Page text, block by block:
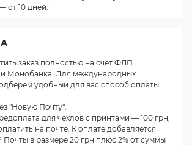
от 10 дней.
заказ полностью на счет ФЛП
Монобанка. Для международных
удобный для вас способ оплаты.
"Новую Почту":
для чехлов с принтами — 100 грн,
на почте. К оплате добавляется
в размере 20 грн плюс 2% от суммы